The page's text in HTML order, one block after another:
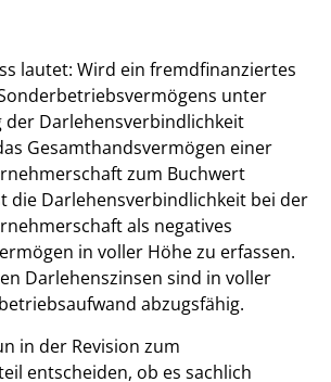
lautet: Wird ein fremdfinanziertes
unter
Darlehensverbindlichkeit
Gesamthandsvermögen einer
zum Buchwert
die Darlehensverbindlichkeit bei der
als negatives
in voller Höhe zu erfassen.
Darlehenszinsen sind in voller
abzugsfähig.
in der Revision zum
entscheiden, ob es sachlich